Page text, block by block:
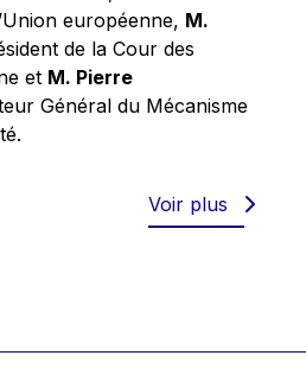
européenne, M.
de la Cour des
et M. Pierre
Général du Mécanisme
Voir plus